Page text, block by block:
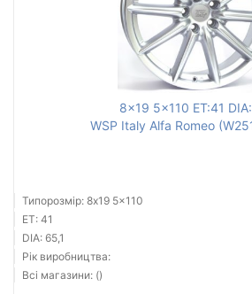
8x19 5x110 ET:41
WSP Italy Alfa Romeo
Типорозмір: 8x19 5x110
ET: 41
DIA: 65,1
Рік виробництва:
Всі магазини: ()
до
до
Тип диска